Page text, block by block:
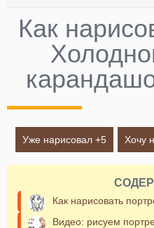
Как
Уже нарисовал +5 Хочу
Как нарисовать
Видео: рисуем